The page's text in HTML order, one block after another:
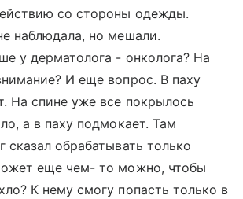
со стороны одежды.
наблюдала, но мешали.
у дерматолога - онколога? На
И еще вопрос. В паху
На спине уже все покрылось
а в паху подмокает. Там
сказал обрабатывать только
еще чем- то можно, чтобы
К нему смогу попасть только в